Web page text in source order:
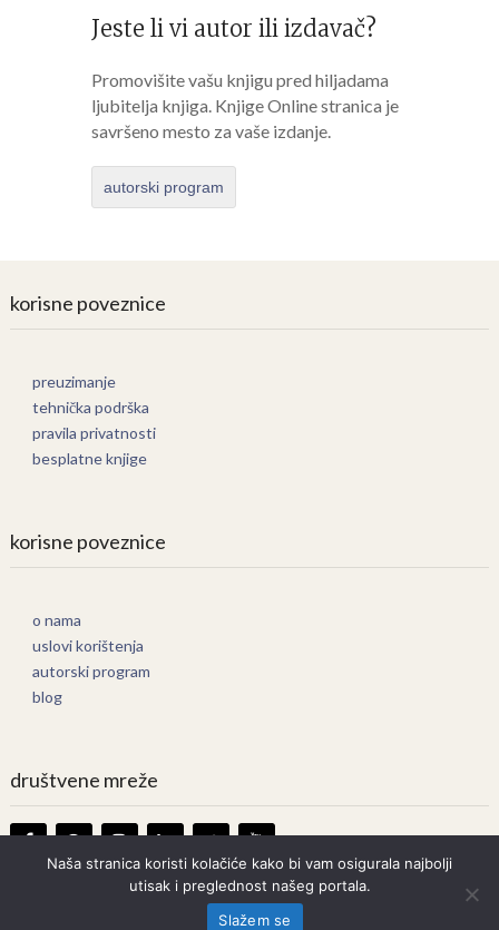
Jeste li vi autor ili izdavač?
Promovišite vašu knjigu pred hiljadama
ljubitelja knjiga. Knjige Online stranica je
savršeno mesto za vaše izdanje.
autorski program
korisne poveznice
preuzimanje
tehnička podrška
pravila privatnosti
besplatne knjige
korisne poveznice
o nama
uslovi korištenja
autorski program
blog
društvene mreže
Knjige OnlineCopyright © 2026.
Naša stranica koristi kolačiće kako bi vam osigurala najbolji
utisak i preglednost našeg portala.
Slažem se